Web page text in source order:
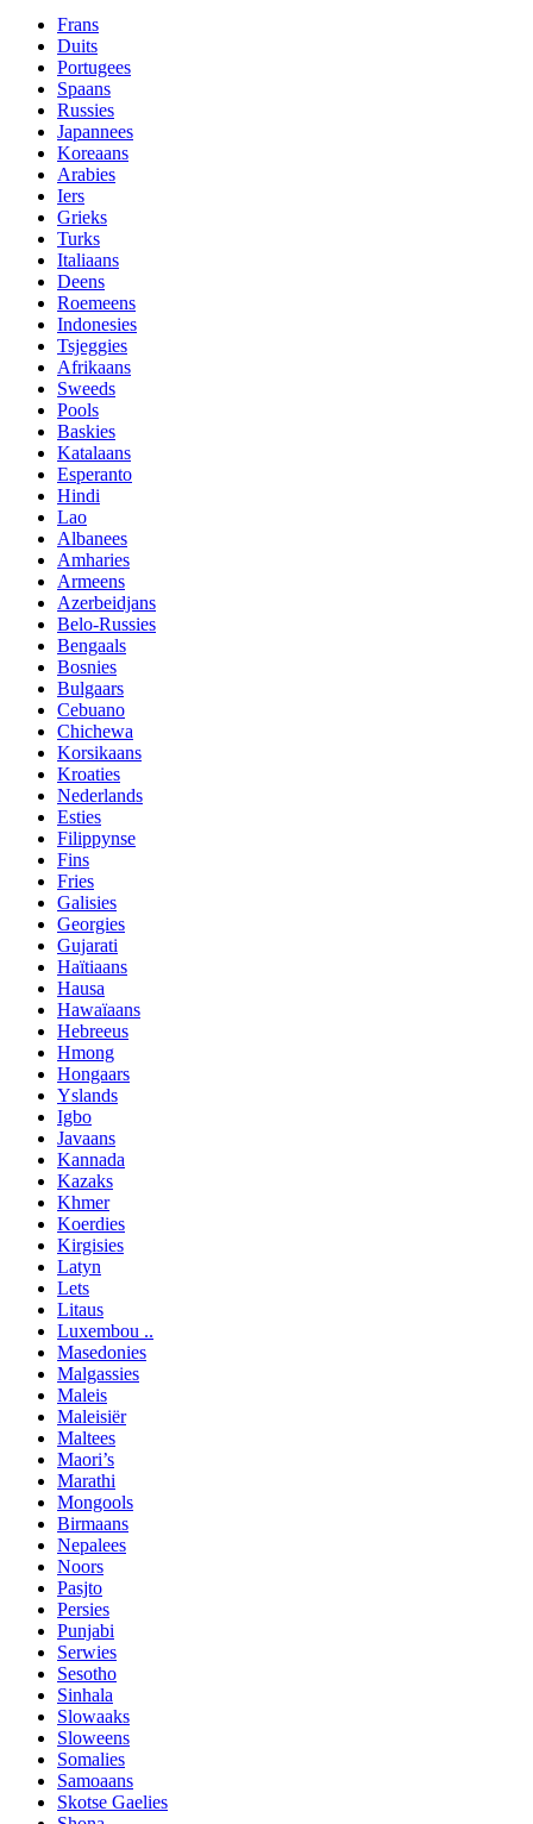
Frans
Duits
Portugees
Spaans
Russies
Japannees
Koreaans
Arabies
Iers
Grieks
Turks
Italiaans
Deens
Roemeens
Indonesies
Tsjeggies
Afrikaans
Sweeds
Pools
Baskies
Katalaans
Esperanto
Hindi
Lao
Albanees
Amharies
Armeens
Azerbeidjans
Belo-Russies
Bengaals
Bosnies
Bulgaars
Cebuano
Chichewa
Korsikaans
Kroaties
Nederlands
Esties
Filippynse
Fins
Fries
Galisies
Georgies
Gujarati
Haïtiaans
Hausa
Hawaïaans
Hebreeus
Hmong
Hongaars
Yslands
Igbo
Javaans
Kannada
Kazaks
Khmer
Koerdies
Kirgisies
Latyn
Lets
Litaus
Luxembou ..
Masedonies
Malgassies
Maleis
Maleisiër
Maltees
Maori’s
Marathi
Mongools
Birmaans
Nepalees
Noors
Pasjto
Persies
Punjabi
Serwies
Sesotho
Sinhala
Slowaaks
Sloweens
Somalies
Samoaans
Skotse Gaelies